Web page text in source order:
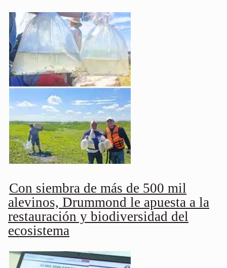
Con siembra de más de 500 mil
alevinos, Drummond le apuesta a la
restauración y biodiversidad del
ecosistema